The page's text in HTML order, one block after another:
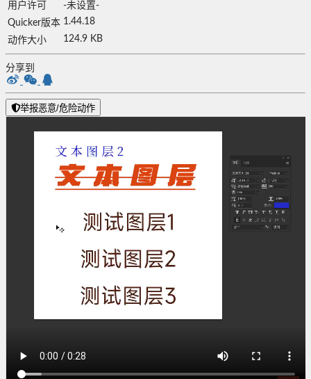
用户许可
-未设置-
Quicker版本 1.44.18
动作大小
124.9 KB
分享到
举报恶意/危险动作